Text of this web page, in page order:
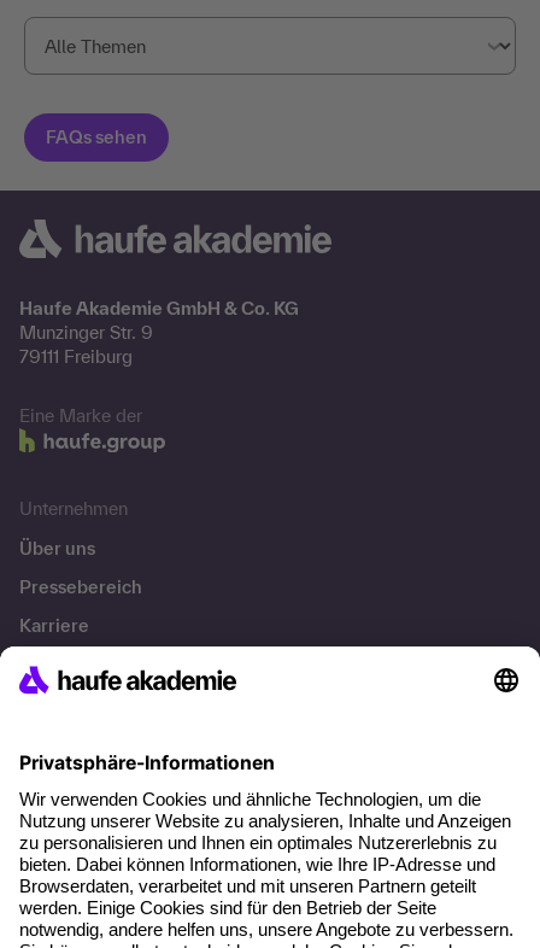
Haufe Akademie GmbH & Co. KG
Munzinger Str. 9
79111 Freiburg
Eine Marke der
Unternehmen
Über uns
Pressebereich
Karriere
Referenzen
Über unser Angebot
Planungssicherheit
Freie Seminarplätze
Qualitätsstandards